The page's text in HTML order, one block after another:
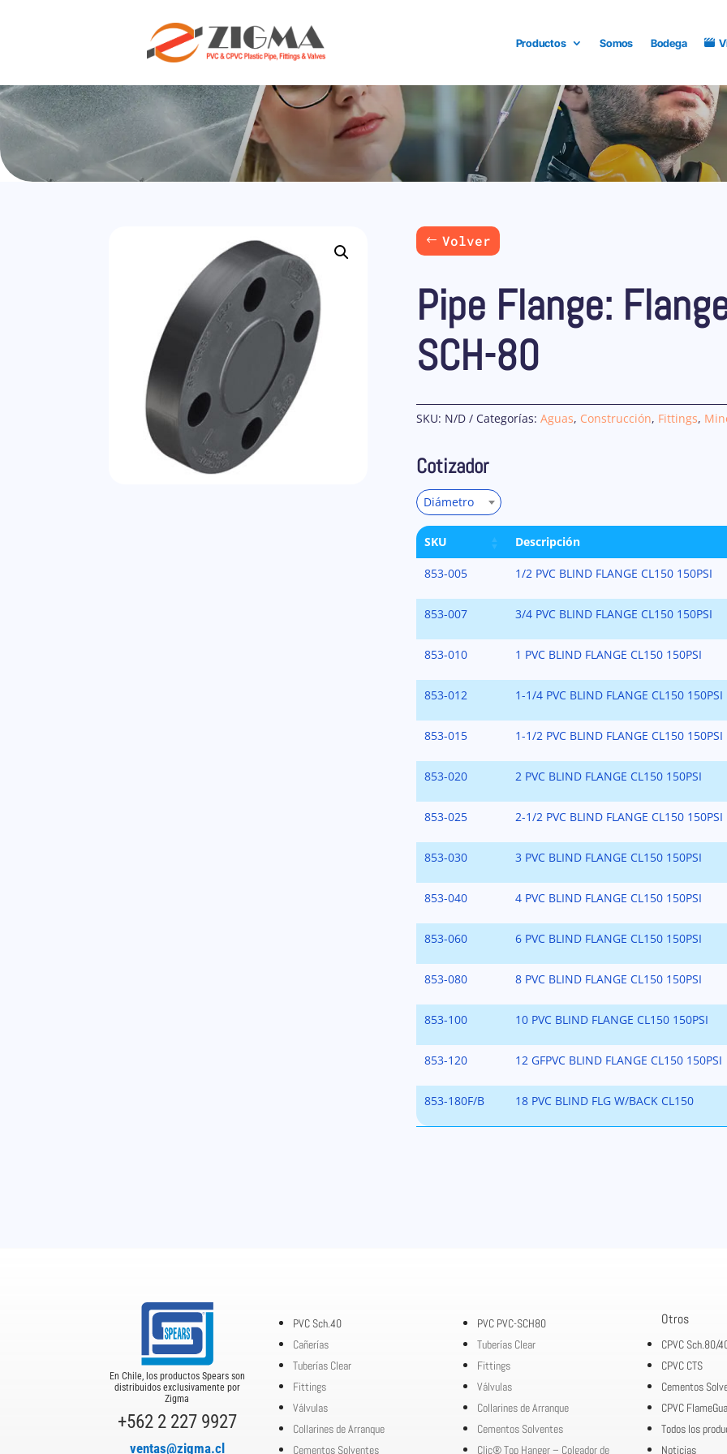
Productos Somos Bodega
Volver
Pipe Flange:
SCH-80
SKU: N/D Categorías: Aguas, Construcción, Fittings,
Cotizador
Diámetro
SKU Descripción
853-005 1/2 PVC BLIND FLANGE CL150 150PSI
853-007 3/4 PVC BLIND FLANGE CL150 150PSI
853-010 1 PVC BLIND FLANGE CL150 150PSI
853-012 1-1/4 PVC BLIND FLANGE CL150 150PSI
853-015 1-1/2 PVC BLIND FLANGE CL150 150PSI
853-020 2 PVC BLIND FLANGE CL150 150PSI
853-025 2-1/2 PVC BLIND FLANGE CL150 150PSI
853-030 3 PVC BLIND FLANGE CL150 150PSI
853-040 4 PVC BLIND FLANGE CL150 150PSI
853-060 6 PVC BLIND FLANGE CL150 150PSI
853-080 8 PVC BLIND FLANGE CL150 150PSI
853-100 10 PVC BLIND FLANGE CL150 150PSI
853-120 12 GFPVC BLIND FLANGE CL150 150PSI
853-180F/B 18 PVC BLIND FLG W/BACK CL150
En Chile, los productos Spears son
distribuidos exclusivamente por
Zigma
+562 2 227 9927
ventas@zigma.cl
PVC Sch.40
Cañerías
Tuberías Clear
Fittings
Válvulas
Collarines de Arranque
Cementos Solventes
PVC PVC-SCH80
Tuberías Clear
Fittings
Válvulas
Collarines de Arranque
Cementos Solventes
Clic® Top Hanger – Colgador de
Otros
CPVC Sch.80/
CPVC CTS
Cementos
CPVC
Todos los
Noticias